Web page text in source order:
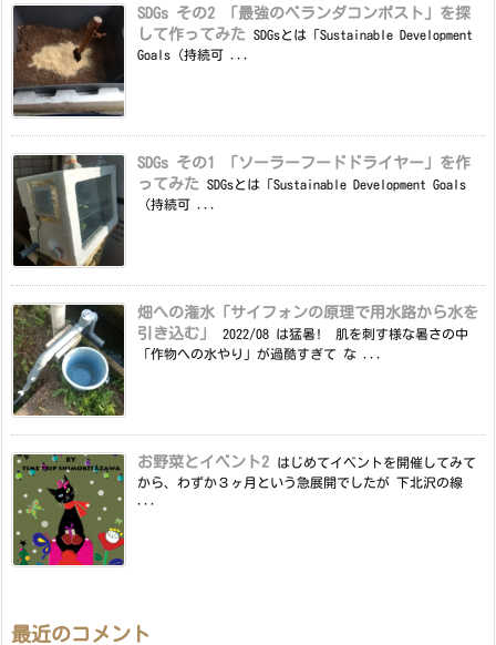
SDGs その2 「最強のベランダコンポスト」を探
して作ってみた
SDGsとは「Sustainable Development
Goals（持続可 ...
SDGs その1 「ソーラーフードドライヤー」を作
ってみた
SDGsとは「Sustainable Development Goals
（持続可 ...
畑への潅水「サイフォンの原理で用水路から水を
引き込む」
2022/08 は猛暑! 肌を刺す様な暑さの中
「作物への水やり」が過酷すぎて な ...
お野菜とイベント2
はじめてイベントを開催してみて
から、わずか３ヶ月という急展開でしたが 下北沢の線
最近のコメント